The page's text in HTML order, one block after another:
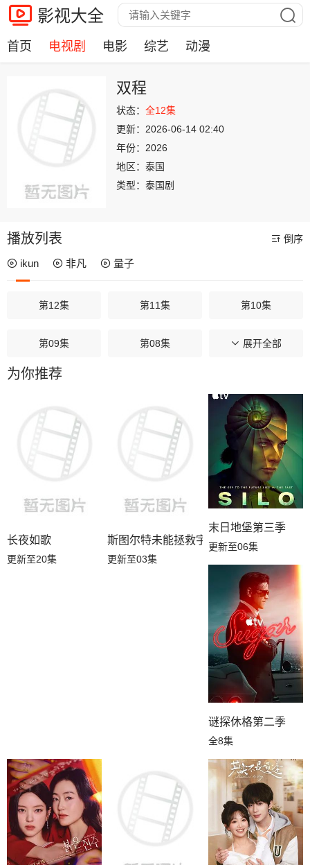
影视大全
首页 电视剧 电影 综艺 动漫
双程
状态： 全12集
更新： 2026-06-14 02:40
年份： 2026
地区： 泰国
类型： 泰国剧
播放列表 倒序
ikun 非凡 量子
第12集 第11集 第10集
第09集 第08集 第07集
第06集
第01集
展开全部
为你推荐
长夜如歌
更新至20集
斯图尔特未能拯救宇宙
更新至03集
末日地堡第三季
更新至06集
谜探休格第二季
全8集